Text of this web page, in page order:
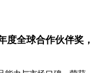
度全球合作伙伴奖，